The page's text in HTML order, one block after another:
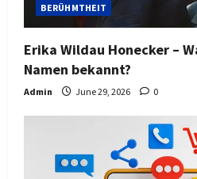
BERÜHMTHEIT
Erika Wildau Honecker –
Namen bekannt?
Admin June 29, 2026 0